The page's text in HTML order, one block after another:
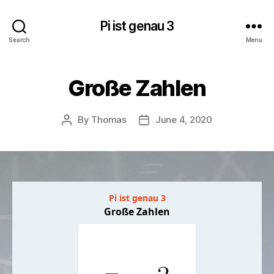
Search
Pi ist genau 3
Menu
Große Zahlen
Post
By Thomas
PostJune 4, 2020